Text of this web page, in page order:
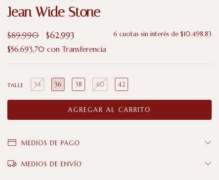
Jean Wide Stone
$89.990 $62.993 6 cuotas sin interés de $10.498,83
$56.693,70 con Transferencia
TALLE 34 36 38 40 42
MEDIOS DE PAGO
MEDIOS DE ENVÍO